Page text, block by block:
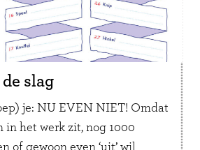
wat ging er goed vandaag?
bang, boos, blij, jaloers,
de begeleiding – te doen
iets wat goed ging vandaag.
fijne handshake. Of: Doe
kan het langst boos kijken?
slag
je: NU EVEN NIET! Omdat
in het werk zit, nog 1000
of gewoon even ‘uit’ wil